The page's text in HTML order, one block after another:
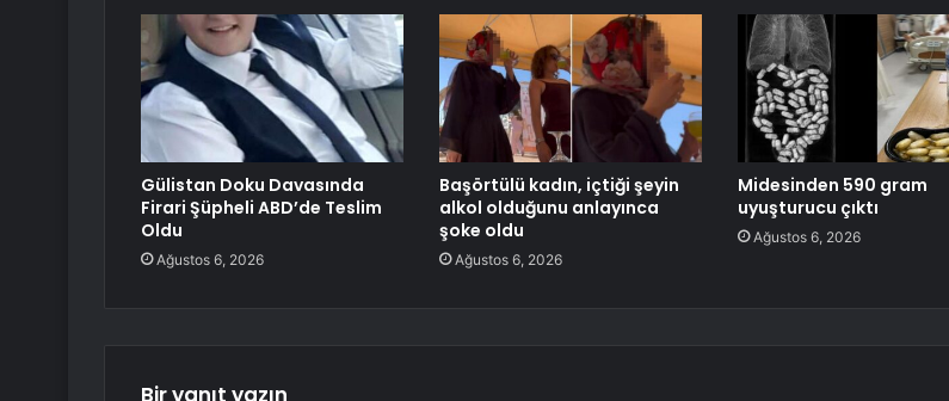
Gülistan Doku Davasında
Firari Şüpheli ABD’de Teslim
Oldu
Ağustos 6, 2026
Başörtülü kadın, içtiği şeyin
alkol olduğunu anlayınca
şoke oldu
Ağustos 6, 2026
Midesinden 590 gram
uyuşturucu çıktı
Ağustos 6, 2026